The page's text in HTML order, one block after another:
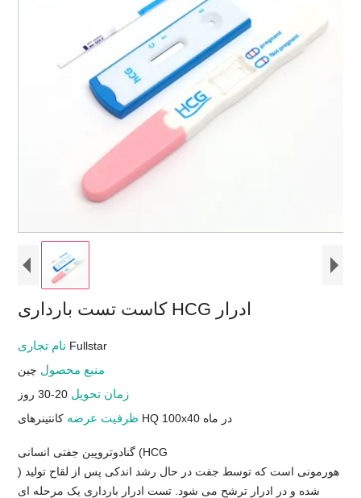
کاست تست بارداری HCG ادرار
Fullstar
منبع محصول چین
زمان تحویل 20-30 روز
ظرفیت عرضه کانتینرهای HQ 100x40 در ماه
گنادوتروپین جفتی انسانی (HCG
) هورمونی است که توسط جفت در حال رشد اندکی پس از لقاح تولید
شده و در ادرار ترشح می شود. تست ادرار بارداری یک مرحله ای